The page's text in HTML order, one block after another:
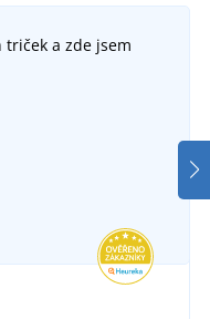
SOFTEX S1P
triček a zde jsem